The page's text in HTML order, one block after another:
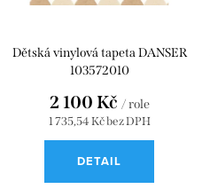
u
d
Dětská vinylová tapeta DANSER
103572010
1 735,54 Kč bez DPH
2 100 Kč / role
DETAIL